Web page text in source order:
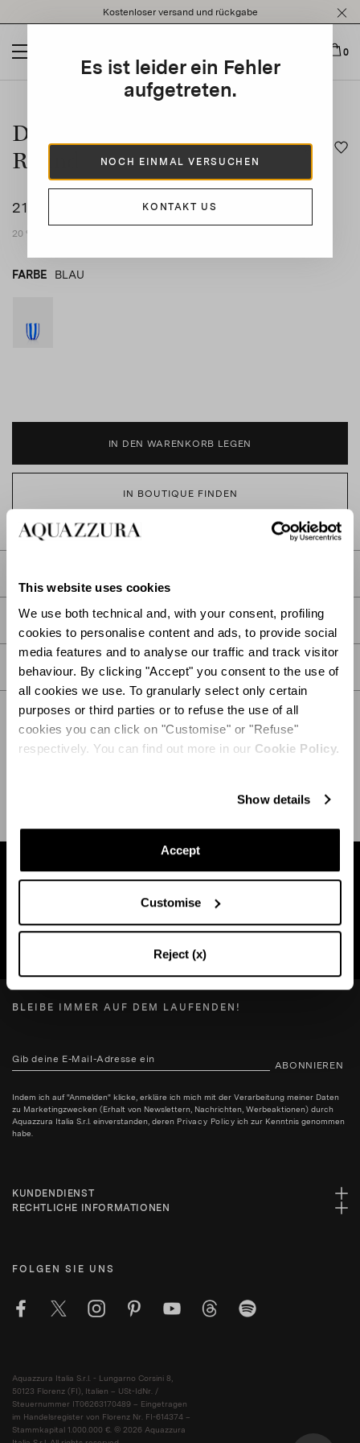
This website uses cookies
We use both technical and, with your consent, profiling
cookies to personalise content and ads, to provide social
media features and to analyse our traffic and track visitor
behaviour. By clicking "Accept" you consent to the use of
all cookies we use. To granularly select only certain
purposes or third parties or to refuse the use of all
cookies you can click on "Customise" or "Refuse"
respectively. You can find out more in our Cookie Policy.
Show details
Accept
Customise
Reject (x)
note:
website
an
Kostenloser versand und rückgabe
0
Es ist leider ein Fehler
aufgetreten.
NOCH EINMAL VERSUCHEN
KONTAKT US
This is a carousel with auto-rotating slides. Activate any of
Dolcevita Stripe Tumbler
Round
210 €
20 % MwSt. inklusive
FARBE BLAU
IN DEN WARENKORB LEGEN
IN BOUTIQUE FINDEN
DETAIL
PFLEGE
Finden Sie eine boutique in Ihrer Nähe
BLEIBE IMMER AUF DEM LAUFENDEN!
ABONNIEREN
Indem ich auf "Anmelden" klicke, erkläre ich mich mit der Verarbeitung meiner Daten
zu Marketingzwecken (Erhalt von Newslettern, Nachrichten, Werbeaktionen) durch
Aquazzura Italia S.r.l. einverstanden, deren Privacy Policy ich zur Kenntnis genommen
habe.
KUNDENDIENST
RECHTLICHE INFORMATIONEN
FOLGEN SIE UNS
Aquazzura Italia S.r.l. - Lungarno Corsini 8,
50123 Florenz (FI), Italien – USt-IdNr. /
Steuernummer IT06263170489 – Eingetragen
im Handelsregister von Florenz Nr. FI-614374 –
Stammkapital 1.000.000 €. © 2026 Aquazzura